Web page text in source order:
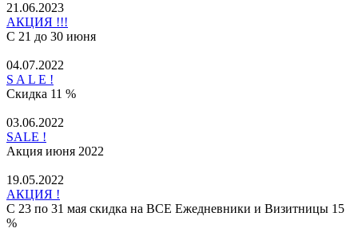
21.06.2023
АКЦИЯ !!!
С 21 до 30 июня
04.07.2022
S A L E !
Скидка 11 %
03.06.2022
SALE !
Акция июня 2022
19.05.2022
АКЦИЯ !
С 23 по 31 мая скидка на ВСЕ Ежедневники и Визитницы 15
%